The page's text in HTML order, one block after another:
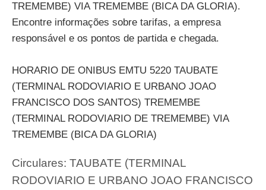
TREMEMBE) VIA TREMEMBE (BICA DA GLORIA).
Encontre informações sobre tarifas, a empresa
responsável e os pontos de partida e chegada.
HORARIO DE ONIBUS EMTU 5220 TAUBATE
(TERMINAL RODOVIARIO E URBANO JOAO
FRANCISCO DOS SANTOS) TREMEMBE
(TERMINAL RODOVIARIO DE TREMEMBE) VIA
TREMEMBE (BICA DA GLORIA)
Circulares: TAUBATE (TERMINAL
RODOVIARIO E URBANO JOAO FRANCISCO